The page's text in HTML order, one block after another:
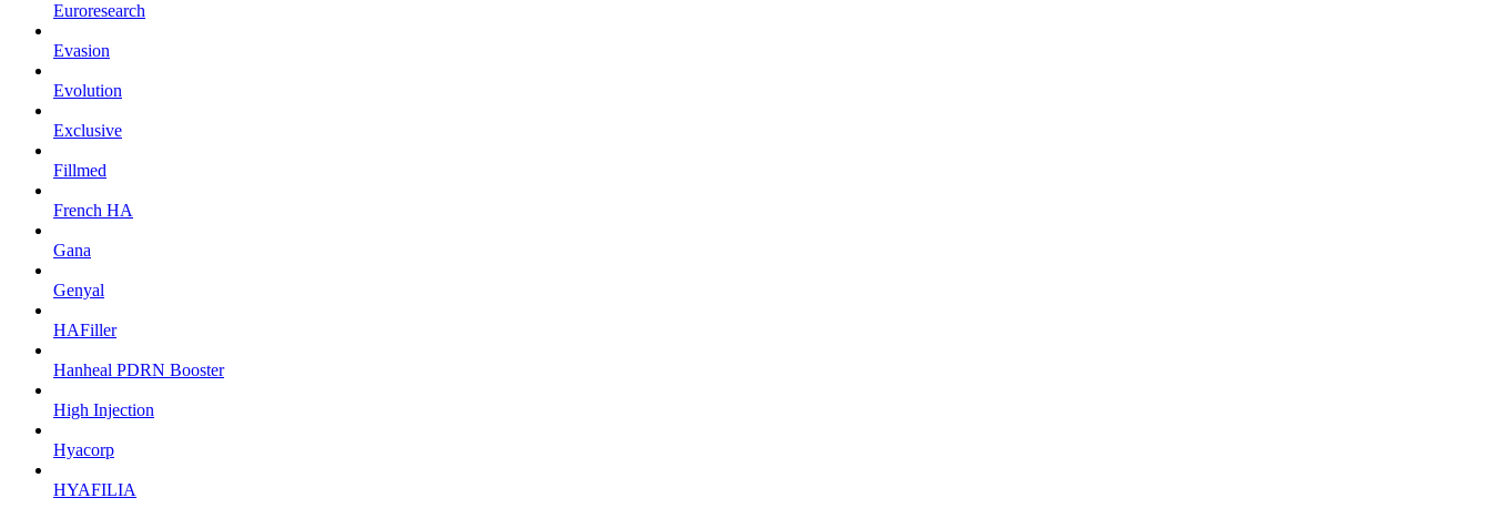
Euroresearch
Evasion
Evolution
Exclusive
Fillmed
French HA
Gana
Genyal
HAFiller
Hanheal PDRN Booster
High Injection
Hyacorp
HYAFILIA